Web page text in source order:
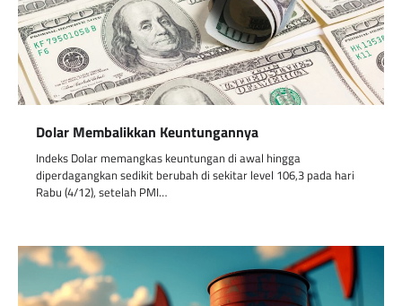
Dolar Membalikkan Keuntungannya
Indeks Dolar memangkas keuntungan di awal hingga
diperdagangkan sedikit berubah di sekitar level 106,3 pada hari
Rabu (4/12), setelah PMI…